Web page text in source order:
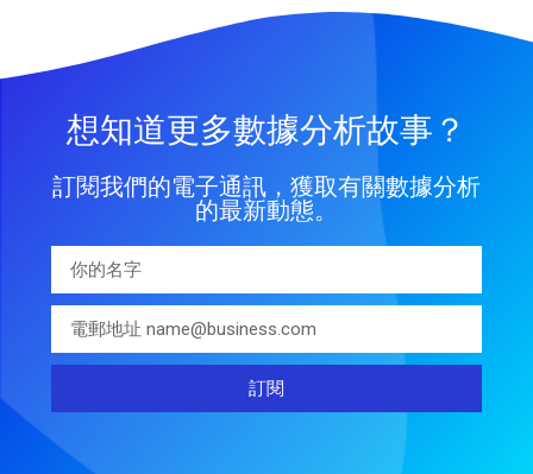
想知道更多數據分析故事？
訂閱我們的電子通訊，獲取有關數據分析
的最新動態。
訂閱